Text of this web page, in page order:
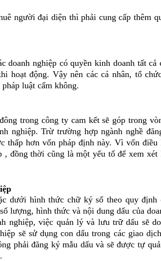
đại diện thì phải cung cấp thêm
nghiệp có quyền kinh doanh tất cả
hoạt động. Vậy nên các cá nhân, tổ
luật cấm không.
trong công ty cam kết sẽ góp trong
nghiệp. Trừ trường hợp ngành nghề
thấp hơn vốn pháp định này. Vì vốn điều
, đồng thời cũng là một yếu tố để xem
dưới hình thức chữ ký số theo quy định
lượng, hình thức và nội dung dấu của
nghiệp, việc quản lý và lưu trữ dấu sẽ
sẽ sử dụng con dấu trong các giao
phải đăng ký mẫu dấu và sẽ được tự